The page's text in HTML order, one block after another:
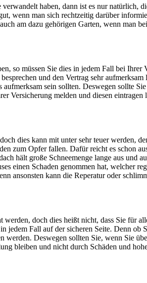
haben, dann ist es nur natürlich,
wenn man sich rechtzeitig darüber
am dazu gehörigen Garten, wenn man
so müssen Sie dies in jedem Fall bei
und den Vertrag sehr
sein sollten. Deswegen sollte
Versicherung melden und diesen
dies kann mit unter sehr teuer werden,
zum Opfer fallen. Dafür reicht es schon
hält große Schneemenge lange aus und
einen Schaden genommen hat, welcher
ansonsten kann die Reperatur oder
doch dies heißt nicht, dass Sie für
Fall auf der sicheren Seite. Denn ob
Deswegen sollten Sie, wenn Sie
bleiben und nicht durch Schäden und